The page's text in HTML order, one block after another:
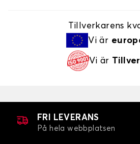
Tillverkarens
Vi är
Vi är
FRI LEVERANS
På hela webbplatsen